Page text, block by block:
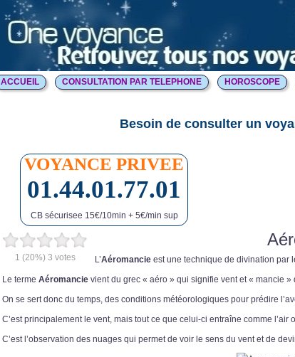
ACCUEIL CONSULTATION PAR TELEPHONE HOROSCOPE
Besoin de consulter un
VOYANCE PRIVEE
01.44.01.77.01
CB sécurisee 15€/10min + 5€/min sup
1 (20%) 3 votes L’Aéromancie est une technique de divination par
Le terme Aéromancie vient du grec « aéro » qui signifie vent et « mancie
On se sert donc du temps, des conditions météorologiques pour prédire
C’est principalement le vent, mais tout ce que celui-ci entraîne comme l’air
C’est l’observation des nuages qui permet de voir le sens du vent et de